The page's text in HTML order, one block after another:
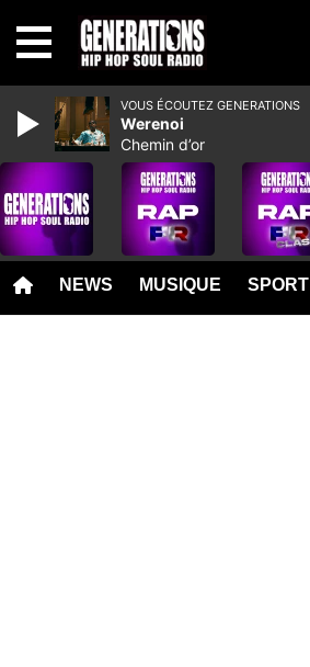
NEWS MUSIQUE SPORT
VOUS ÉCOUTEZ GENERATIONS
Werenoi
Chemin d’or